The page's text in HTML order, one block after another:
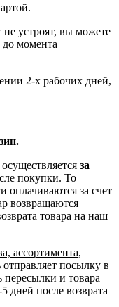
не устроят, вы можете
до момента
2-х рабочих дней,
осуществляется за
покупки. То
оплачиваются за счет
возвращаются
товара на наш
ассортимента,
посылку в
пересылки и товара
дней после возврата